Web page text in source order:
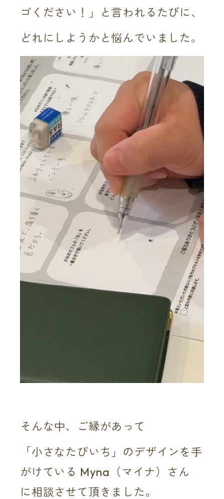
ゴください！」と言われるたびに、
どれにしようかと悩んでいました。
そんな中、ご縁があって
「小さなたびいち」のデザインを手
がけている Myna（マイナ）さん
に相談させて頂きました。